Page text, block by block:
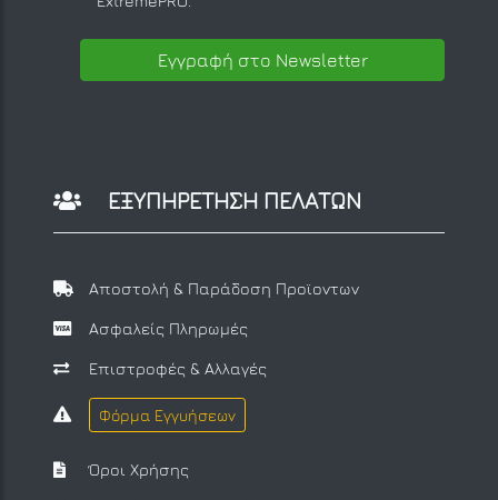
Εγγραφή στο Newsletter
ΕΞΥΠΗΡΕΤΗΣΗ ΠΕΛΑΤΩΝ
Αποστολή & Παράδοση Προϊοντων
Ασφαλείς Πληρωμές
Επιστροφές & Αλλαγές
Φόρμα Εγγυήσεων
Όροι Χρήσης